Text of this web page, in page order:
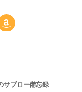
サブロー備忘録